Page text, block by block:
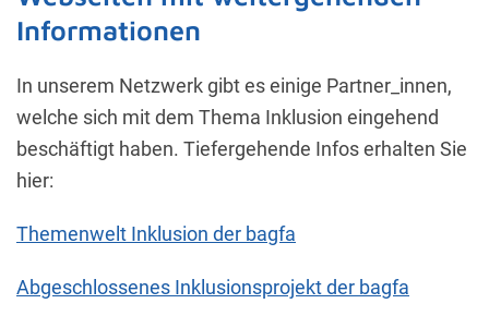
Informationen
In unserem Netzwerk gibt es einige Partner_innen,
welche sich mit dem Thema Inklusion eingehend
beschäftigt haben. Tiefergehende Infos erhalten Sie
hier:
Themenwelt Inklusion der bagfa
Abgeschlossenes Inklusionsprojekt der bagfa